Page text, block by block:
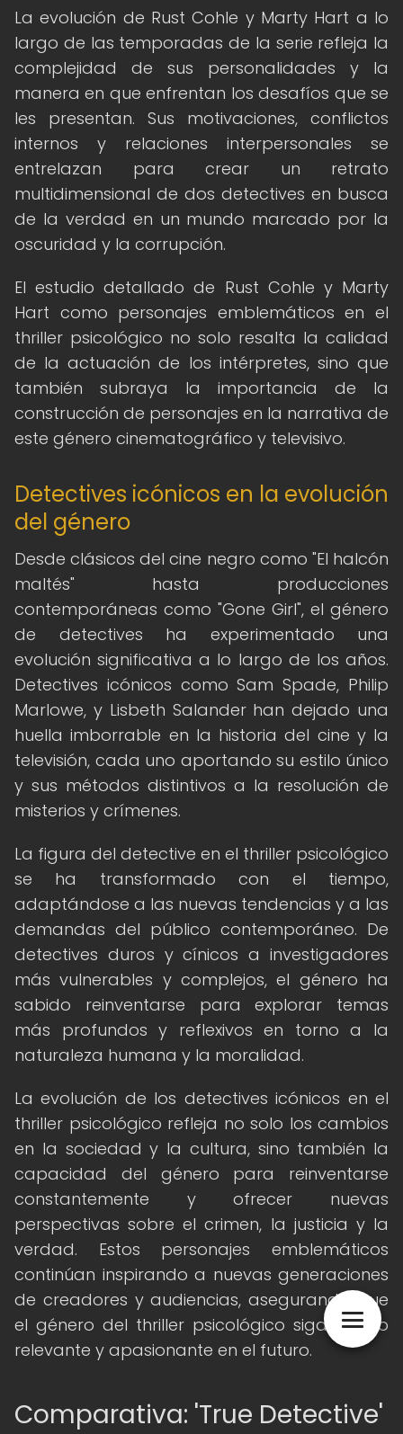
La evolución de Rust Cohle y Marty Hart a lo
largo de las temporadas de la serie refleja la
complejidad de sus personalidades y la
manera en que enfrentan los desafíos que se
les presentan. Sus motivaciones, conflictos
internos y relaciones interpersonales se
entrelazan para crear un retrato
multidimensional de dos detectives en busca
de la verdad en un mundo marcado por la
oscuridad y la corrupción.
El estudio detallado de Rust Cohle y Marty
Hart como personajes emblemáticos en el
thriller psicológico no solo resalta la calidad
de la actuación de los intérpretes, sino que
también subraya la importancia de la
construcción de personajes en la narrativa de
este género cinematográfico y televisivo.
Detectives icónicos en la evolución
del género
Desde clásicos del cine negro como "El halcón
maltés" hasta producciones
contemporáneas como "Gone Girl", el género
de detectives ha experimentado una
evolución significativa a lo largo de los años.
Detectives icónicos como Sam Spade, Philip
Marlowe, y Lisbeth Salander han dejado una
huella imborrable en la historia del cine y la
televisión, cada uno aportando su estilo único
y sus métodos distintivos a la resolución de
misterios y crímenes.
La figura del detective en el thriller psicológico
se ha transformado con el tiempo,
adaptándose a las nuevas tendencias y a las
demandas del público contemporáneo. De
detectives duros y cínicos a investigadores
más vulnerables y complejos, el género ha
sabido reinventarse para explorar temas
más profundos y reflexivos en torno a la
naturaleza humana y la moralidad.
La evolución de los detectives icónicos en el
thriller psicológico refleja no solo los cambios
en la sociedad y la cultura, sino también la
capacidad del género para reinventarse
constantemente y ofrecer nuevas
perspectivas sobre el crimen, la justicia y la
verdad. Estos personajes emblemáticos
continúan inspirando a nuevas generaciones
de creadores y audiencias, asegurando que
el género del thriller psicológico siga siendo
relevante y apasionante en el futuro.
Comparativa: 'True Detective'